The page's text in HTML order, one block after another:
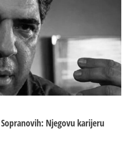
Njegovu karijeru